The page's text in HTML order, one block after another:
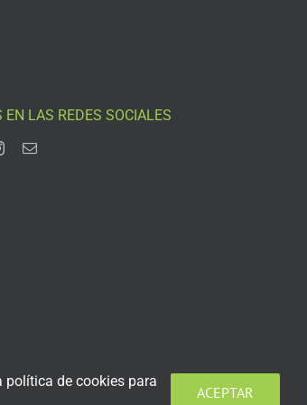
EN LAS REDES SOCIALES
política de cookies para
ACEPTAR